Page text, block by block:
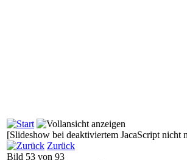
[Slideshow bei deaktiviertem JacaScript nicht
Zurück
Bild 53 von 93